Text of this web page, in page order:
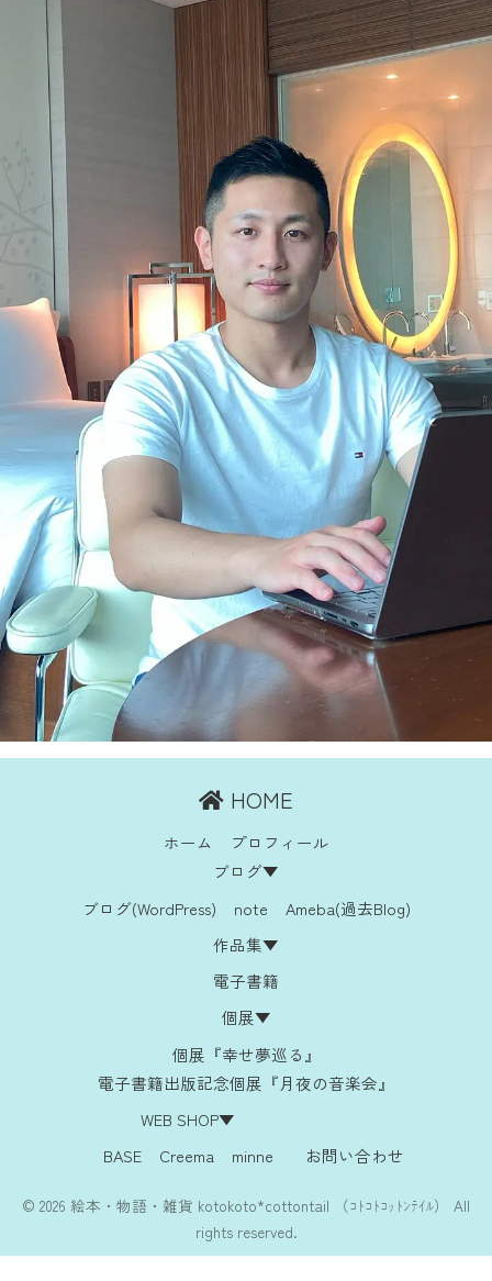
HOME
ホーム
プロフィール
ブログ▼
ブログ(WordPress)
note
Ameba(過去Blog)
作品集▼
電子書籍
個展▼
個展『幸せ夢巡る』
電子書籍出版記念個展『月夜の音楽会』
WEB SHOP▼
BASE
Creema minne お問い合わせ
© 2026 絵本・物語・雑貨 kotokoto*cottontail （ｺﾄｺﾄｺｯﾄﾝﾃｲﾙ） All
rights reserved.